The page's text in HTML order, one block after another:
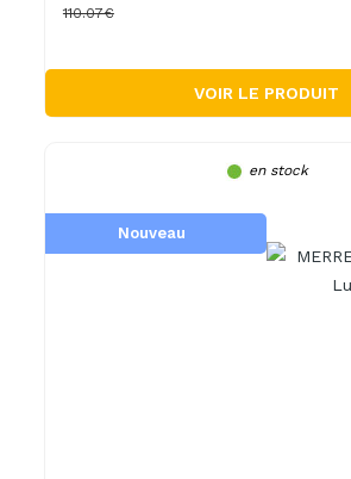
110.07€
VOIR LE PRODUIT
en stock
Nouveau